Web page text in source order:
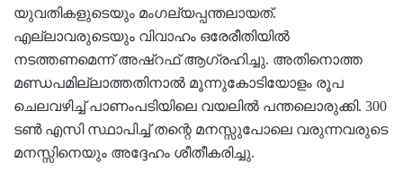
യുവതികളുടെയും മംഗല്യപ്പന്തലായത്.
എല്ലാവരുടെയും വിവാഹം ഒരേരീതിയില്‍
നടത്തണമെന്ന് അഷ്റഫ് ആഗ്രഹിച്ചു. അതിനൊത്ത
മണ്ഡപമില്ലാത്തതിനാല്‍ മൂന്നുകോടിയോളം രൂപ
ചെലവഴിച്ച് പാണംപടിയിലെ വയലില്‍ പന്തലൊരുക്കി. 300
ടണ്‍ എസി സ്ഥാപിച്ച് തന്റെ മനസ്സുപോലെ വരുന്നവരുടെ
മനസ്സിനെയും അദ്ദേഹം ശീതീകരിച്ചു.